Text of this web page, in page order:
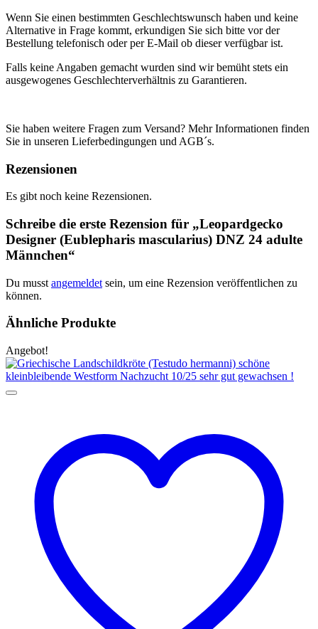
Wenn Sie einen bestimmten Geschlechtswunsch haben und keine
Alternative in Frage kommt, erkundigen Sie sich bitte vor der
Bestellung telefonisch oder per E-Mail ob dieser verfügbar ist.
Falls keine Angaben gemacht wurden sind wir bemüht stets ein
ausgewogenes Geschlechterverhältnis zu Garantieren.
Sie haben weitere Fragen zum Versand? Mehr Informationen finden
Sie in unseren Lieferbedingungen und AGB´s.
Rezensionen
Es gibt noch keine Rezensionen.
Schreibe die erste Rezension für „Leopardgecko
Designer (Eublepharis mascularius) DNZ 24 adulte
Männchen“
Du musst angemeldet sein, um eine Rezension veröffentlichen zu
können.
Ähnliche Produkte
Angebot!